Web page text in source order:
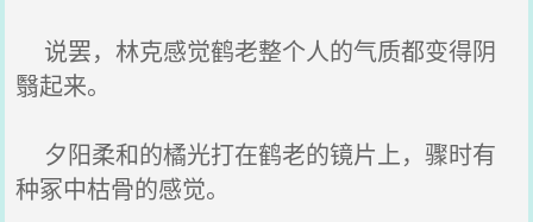
说罢，林克感觉鹤老整个人的气质都变得阴
翳起来。
夕阳柔和的橘光打在鹤老的镜片上，骤时有
种冢中枯骨的感觉。